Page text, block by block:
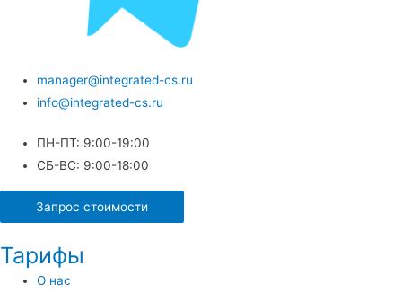
manager@integrated-cs.ru
info@integrated-cs.ru
ПН-ПТ: 9:00-19:00
СБ-ВС: 9:00-18:00
Запрос стоимости
Тарифы
О нас